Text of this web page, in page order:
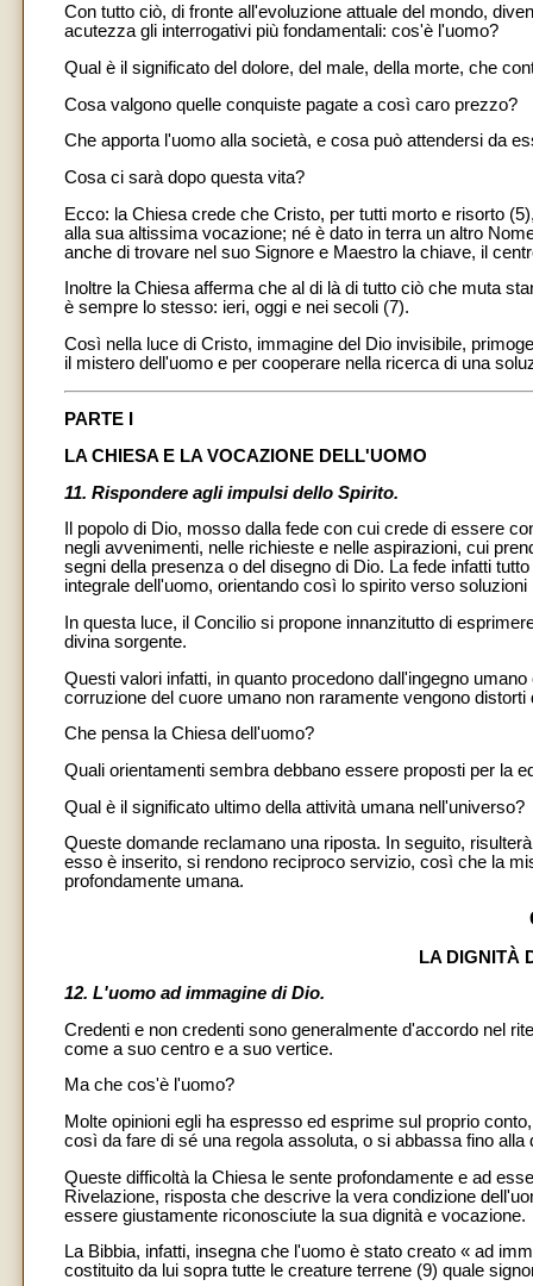
Con tutto ciò, di fronte all'evoluzione attuale del mondo,
acutezza gli interrogativi più fondamentali: cos'è l'uomo?
Qual è il significato del dolore, del male, della morte, che
Cosa valgono quelle conquiste pagate a così caro prezzo?
Che apporta l'uomo alla società, e cosa può attendersi da
Cosa ci sarà dopo questa vita?
Ecco: la Chiesa crede che Cristo, per tutti morto e risorto
alla sua altissima vocazione; né è dato in terra un altro
anche di trovare nel suo Signore e Maestro la chiave, il
Inoltre la Chiesa afferma che al di là di tutto ciò che muta
è sempre lo stesso: ieri, oggi e nei secoli (7).
Così nella luce di Cristo, immagine del Dio invisibile,
il mistero dell'uomo e per cooperare nella ricerca di una
PARTE I
LA CHIESA E LA VOCAZIONE DELL'UOMO
11. Rispondere agli impulsi dello Spirito.
Il popolo di Dio, mosso dalla fede con cui crede di essere
negli avvenimenti, nelle richieste e nelle aspirazioni, cui
segni della presenza o del disegno di Dio. La fede infatti
integrale dell'uomo, orientando così lo spirito verso
In questa luce, il Concilio si propone innanzitutto di
divina sorgente.
Questi valori infatti, in quanto procedono dall'ingegno
corruzione del cuore umano non raramente vengono
Che pensa la Chiesa dell'uomo?
Quali orientamenti sembra debbano essere proposti per la
Qual è il significato ultimo della attività umana nell'universo?
Queste domande reclamano una riposta. In seguito,
esso è inserito, si rendono reciproco servizio, così che la
profondamente umana.
LA DIGNITÀ
12. L'uomo ad immagine di Dio.
Credenti e non credenti sono generalmente d'accordo nel
come a suo centro e a suo vertice.
Ma che cos'è l'uomo?
Molte opinioni egli ha espresso ed esprime sul proprio
così da fare di sé una regola assoluta, o si abbassa fino
Queste difficoltà la Chiesa le sente profondamente e ad
Rivelazione, risposta che descrive la vera condizione
essere giustamente riconosciute la sua dignità e vocazione.
La Bibbia, infatti, insegna che l'uomo è stato creato « ad
costituito da lui sopra tutte le creature terrene (9) quale